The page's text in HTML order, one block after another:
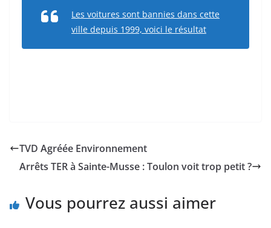
Les voitures sont bannies dans cette
ville depuis 1999, voici le résultat
TVD Agréée Environnement
Arrêts TER à Sainte-Musse : Toulon voit trop petit ?
Vous pourrez aussi aimer